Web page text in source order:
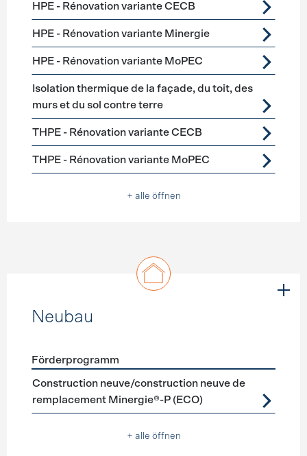
HPE - Rénovation variante CECB
HPE - Rénovation variante Minergie
HPE - Rénovation variante MoPEC
Isolation thermique de la façade, du toit, des
murs et du sol contre terre
THPE - Rénovation variante CECB
THPE - Rénovation variante MoPEC
+ alle öffnen
Neubau
Förderprogramme Neubau
Förderprogramm
Construction neuve/construction neuve de
remplacement Minergie®-P (ECO)
+ alle öffnen